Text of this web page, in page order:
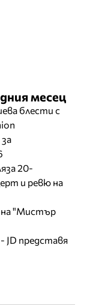
месец
блести с
20-
и ревю на
на "Мистър
JD представя